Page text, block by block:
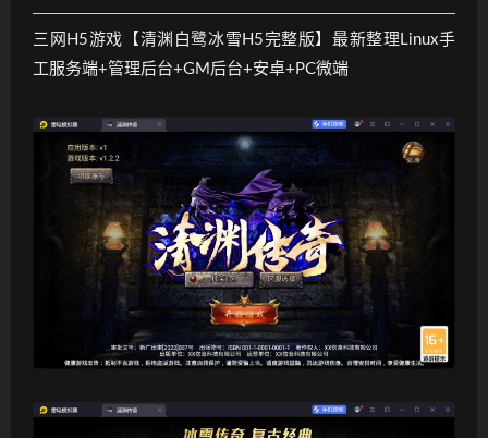
三网H5游戏【清渊白鹭冰雪H5完整版】最新整理Linux手
工服务端+管理后台+GM后台+安卓+PC微端